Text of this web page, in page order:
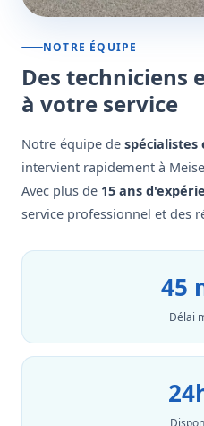
NOTRE ÉQUIPE
Des techniciens
à votre service
Notre équipe de
intervient rapidement à
Avec plus de 15 ans
service professionnel et des
45
Délai